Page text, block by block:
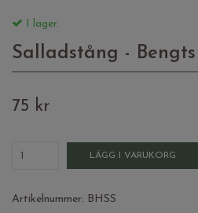
I lager.
Salladstång -
75 kr
LÄGG I VARUKORG
Artikelnummer: BHSS